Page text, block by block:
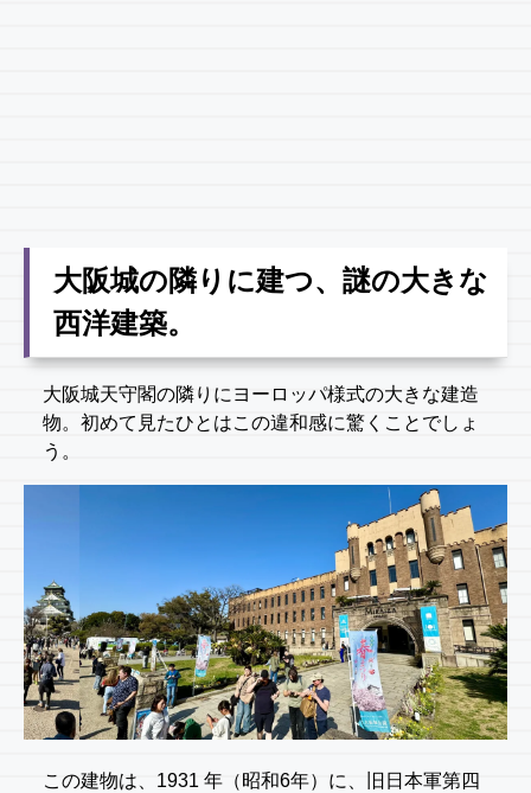
大阪城の隣りに建つ、謎の大きな
西洋建築。
大阪城天守閣の隣りにヨーロッパ様式の大きな建造
物。初めて見たひとはこの違和感に驚くことでしょ
う。
この建物は、1931 年（昭和6年）に、旧日本軍第四